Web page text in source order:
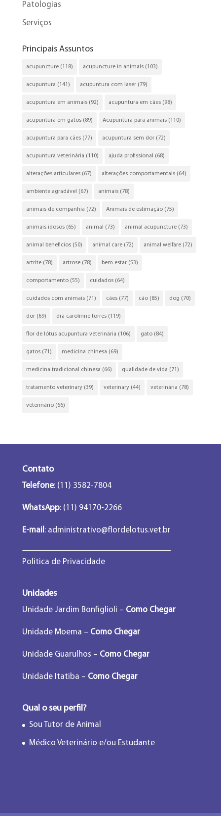
Patologias
Serviços
Principais Assuntos
acupuncture(118) acupuncture in animals(103)
acupuntura (141) acupuntura com laser(79)
acupuntura em animais(92) acupuntura em cães(98)
acupuntura em gatos(89) Acupuntura para animais(110)
acupuntura para cães(77) acupuntura sem dor(72)
acupuntura veterinária (110) ajuda profissional (68)
alterações articulares(67) alterações comportamentais(64)
ambiente agradável (67) animais(78)
animais de companhia (72) Animais de estimação(75)
animais idosos(65) animal (73) animal acupuncture(73)
animal beneficios(50) animal care(72) animal welfare(72)
artrite(78) artrose(78) bem estar(53)
comportamento(55) cuidados(64)
cuidados com animais(71) cães(77) cão(85) dog (70)
dor(69) dra carolinne torres(119)
flor de lótus acupuntura veterinária (106) gato(84)
gatos(71) medicina chinesa (69)
medicina tradicional chinesa (66) qualidade de vida (71)
tratamento veterinary(39) veterinary(44) veterinária (78)
veterinário(66)
Contato
Telefone: (11) 3582-7804
WhatsApp: (11) 94170-2266
E-mail :administrativo@flordelotus.vet.br
Política de Privacidade
Unidades
Unidade Jardim Bonfiglioli – Como Chegar
Unidade Moema – Como Chegar
Unidade Guarulhos – Como Chegar
Unidade Itatiba – Como Chegar
Qual o seu perfil?
Sou Tutor de Animal
Médico Veterinário e/ou Estudante